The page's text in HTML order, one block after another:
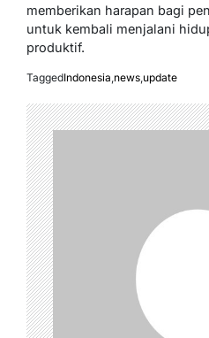
memberikan harapan bagi
untuk kembali menjalani
produktif.
TaggedIndonesia news update